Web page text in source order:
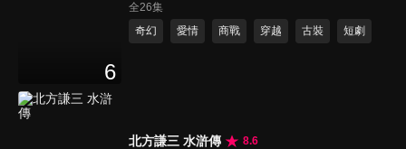
6
全26集
奇幻
愛情 商戰 穿越 古裝 短劇
北方謙三 水滸傳
8.6